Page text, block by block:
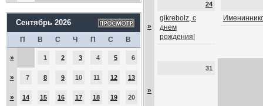
Сентябрь 2026
П В С Ч П С В
» 1 2 3 4 5 6
» 7 8 9 10 11 12 13
» 14 15 16 17 18 19 20
»
24
gikrebolz, с
днем
рождения!
»
31